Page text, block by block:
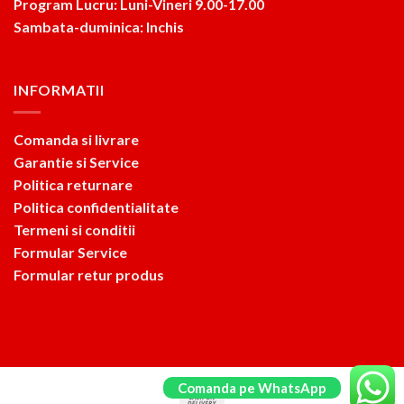
Program Lucru: Luni-Vineri 9.00-17.00
Sambata-duminica: Inchis
INFORMATII
Comanda si livrare
Garantie si Service
Politica returnare
Politica confidentialitate
Termeni si conditii
Formular Service
Formular retur produs
Comanda pe WhatsApp